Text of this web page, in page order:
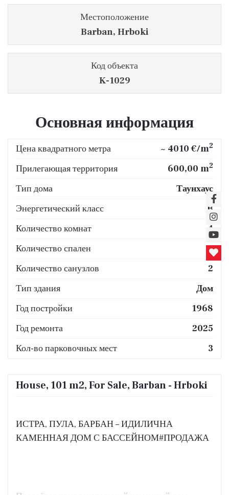
Местоположение
Barban, Hrboki
Код объекта
K-1029
Основная информация
Цена квадратного метра ~ 4010 €/m2
Прилегающая территория 600,00 m2
Тип дома
Таунхаус
Энергетический класс
B
Количество комнат
4
Количество спален
3
Количество санузлов
2
Тип здания
Дом
Год постройки
1968
Год ремонта
2025
Кол-во парковочных мест
3
House, 101 m2, For Sale, Barban - Hrboki
ИСТРА, ПУЛА, БАРБАН – ИДИЛИЧНА
КАМЕННАЯ ДОМ С БАССЕЙНОМ#ПРОДАЖА